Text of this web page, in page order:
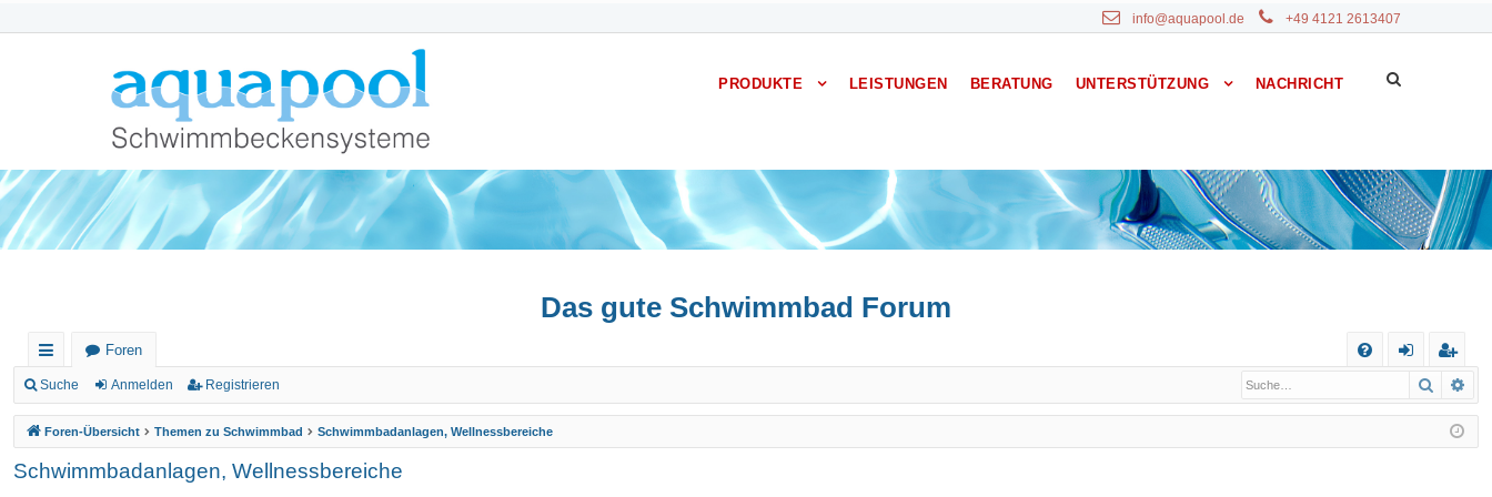
info@aquapool.de +49 4121 2613407
PRODUKTE LEISTUNGEN BERATUNG UNTERSTÜTZUNG NACHRICHT
Das gute Schwimmbad Forum
ch
ne
llz
Foren
A
Q
m
el
eg
ist
rie
Suche Anmelden Registrieren Suche
Foren-Übersicht Themen zu Schwimmbad Schwimmbadanlagen, Wellnessbereiche
Schwimmbadanlagen, Wellnessbereiche